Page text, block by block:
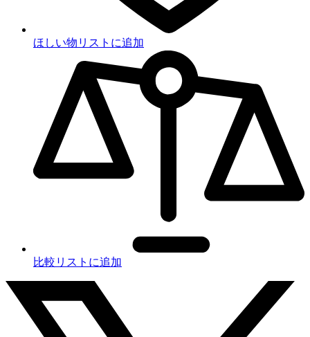
ほしい物リストに追加
比較リストに追加